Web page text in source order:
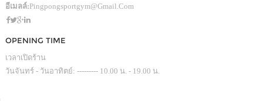
อีเมลล์:Pingpongsportgym@gmail.com
OPENING TIME
เวลาเปิดร้าน
วันจันทร์ - วันอาทิตย์: --------- 10.00 น. - 19.00 น.